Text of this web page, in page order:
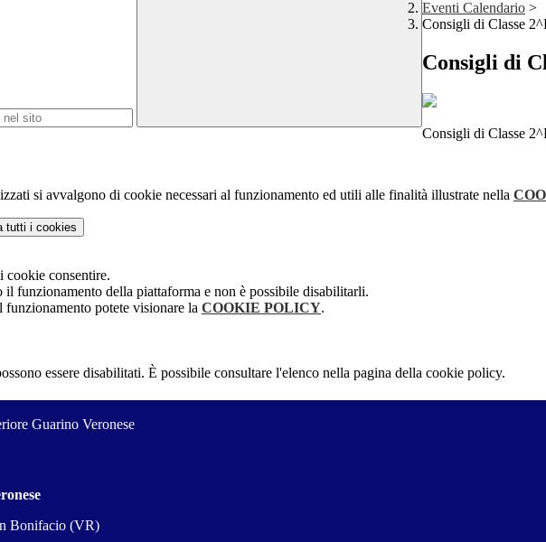
Eventi Calendario >
Consigli di Classe
Consigli di
Consigli di Classe
si avvalgono di cookie necessari al funzionamento ed utili alle finalità illustrate nella
tutti i cookies
cookie consentire.
il funzionamento della piattaforma e non è possibile disabilitarli.
funzionamento potete visionare la COOKIE POLICY.
essere disabilitati. È possibile consultare l'elenco nella pagina della cookie policy.
Guarino Veronese
Bonifacio (VR)